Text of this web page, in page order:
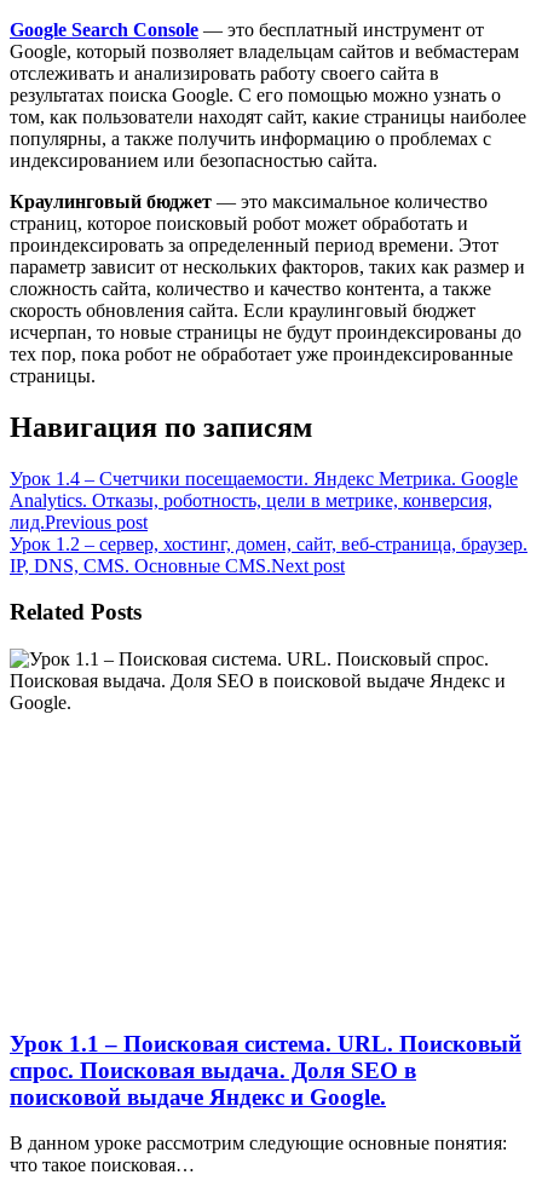
Google Search Console — это бесплатный инструмент от
Google, который позволяет владельцам сайтов и вебмастерам
отслеживать и анализировать работу своего сайта в
результатах поиска Google. С его помощью можно узнать о
том, как пользователи находят сайт, какие страницы наиболее
популярны, а также получить информацию о проблемах с
индексированием или безопасностью сайта.
Краулинговый бюджет — это максимальное количество
страниц, которое поисковый робот может обработать и
проиндексировать за определенный период времени. Этот
параметр зависит от нескольких факторов, таких как размер и
сложность сайта, количество и качество контента, а также
скорость обновления сайта. Если краулинговый бюджет
исчерпан, то новые страницы не будут проиндексированы до
тех пор, пока робот не обработает уже проиндексированные
страницы.
Навигация по записям
Урок 1.4 – Счетчики посещаемости. Яндекс Метрика. Google
Analytics. Отказы, роботность, цели в метрике, конверсия,
лид.Previous post
Урок 1.2 – сервер, хостинг, домен, сайт, веб-страница, браузер.
IP, DNS, CMS. Основные CMS.Next post
Related Posts
Урок 1.1 – Поисковая система. URL. Поисковый
спрос. Поисковая выдача. Доля SEO в
поисковой выдаче Яндекс и Google.
В данном уроке рассмотрим следующие основные понятия:
что такое поисковая…